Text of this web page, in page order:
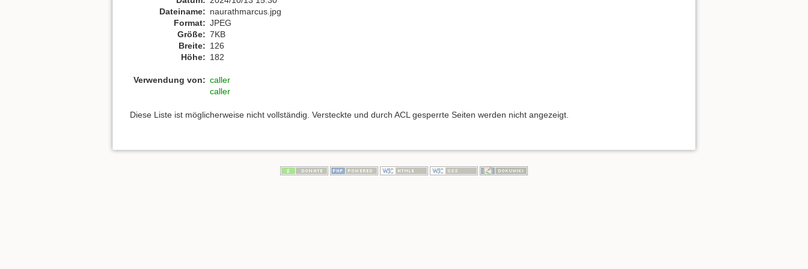
Dateiname: naurathmarcus.jpg
Format: JPEG
Größe: 7KB
Breite: 126
Höhe: 182
Verwendung von: caller
caller
Diese Liste ist möglicherweise nicht vollständig. Versteckte und durch ACL gesperrte Seiten werden nicht angezeigt.